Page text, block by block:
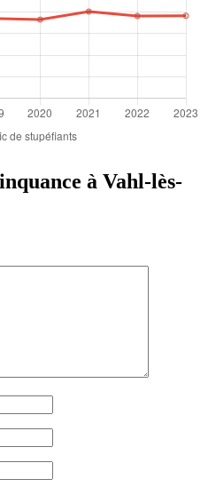
à Vahl-lès-